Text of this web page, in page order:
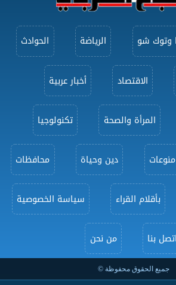
وتوك شو الرياضة الحوادث
الاقتصاد أخبار عربية
المرأة والصحة تكنولوجيا
منوعات دين وحياة محافظات
بأقلام القراء سياسة الخصوصية
اتصل بنا من نحن
جميع الحقوق محفوظة ©